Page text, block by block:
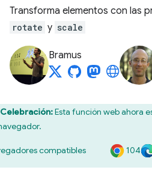
Transforma elementos con las
rotate y scale
Bramus
Celebración:Esta función web ahora
compatibles 104